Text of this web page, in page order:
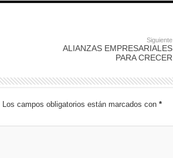
Siguiente
ALIANZAS EMPRESARIALES
PARA CRECER
Los campos obligatorios están marcados con *